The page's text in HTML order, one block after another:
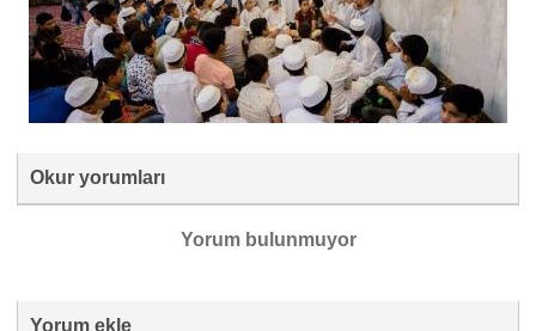
Okur yorumları
Yorum bulunmuyor
Yorum ekle